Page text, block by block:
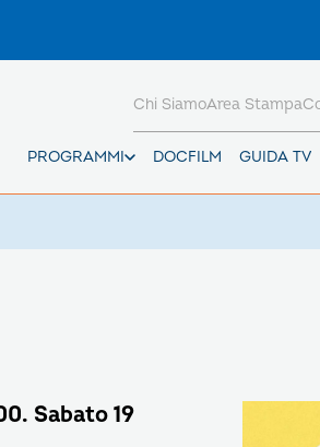
PROGRAMMI DOCFILM GUIDA TV
Chi SiamoArea Stampa
Sabato 19